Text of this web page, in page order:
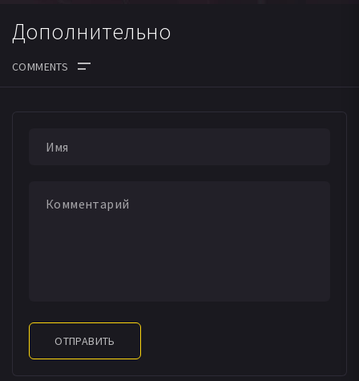
Дополнительно
ОТПРАВИТЬ